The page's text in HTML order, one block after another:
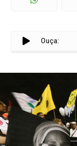
Ouça: